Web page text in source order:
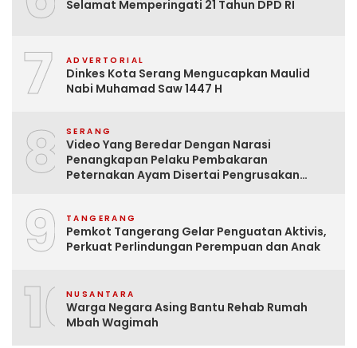
Selamat Memperingati 21 Tahun DPD RI
7 ADVERTORIAL
Dinkes Kota Serang Mengucapkan Maulid
Nabi Muhamad Saw 1447 H
8 SERANG
Video Yang Beredar Dengan Narasi
Penangkapan Pelaku Pembakaran
Peternakan Ayam Disertai Pengrusakan
9 TANGERANG
Pemkot Tangerang Gelar Penguatan Aktivis,
Perkuat Perlindungan Perempuan dan Anak
10NUSANTARA
Warga Negara Asing Bantu Rehab Rumah
Mbah Wagimah